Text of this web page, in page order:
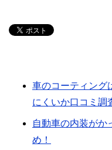
車のコーティング
にくいか口コミ調
自動車の内装がか
め！